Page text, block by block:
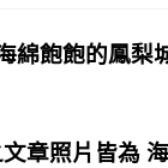
綿飽飽的鳳梨
章照片皆為海